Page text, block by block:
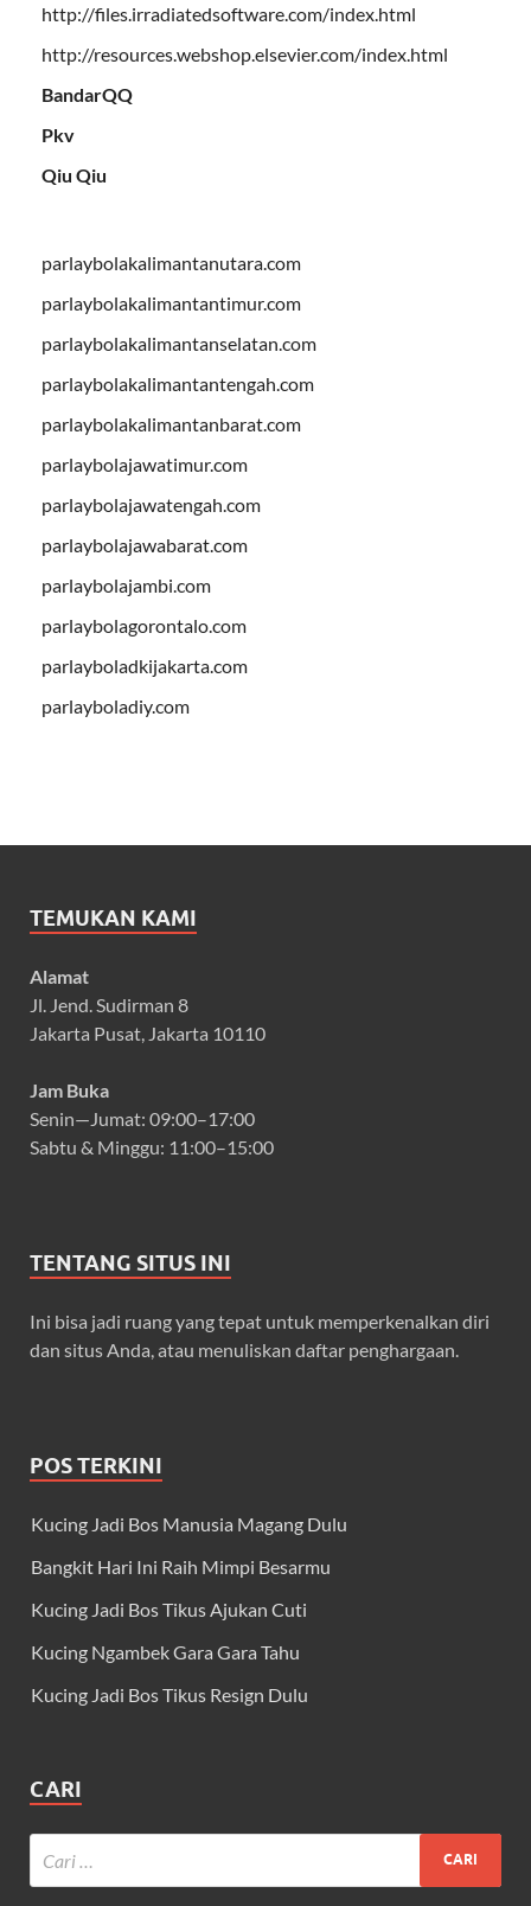
http://files.irradiatedsoftware.com/index.html
http://resources.webshop.elsevier.com/index.html
BandarQQ
Pkv
Qiu Qiu
parlaybolakalimantanutara.com
parlaybolakalimantantimur.com
parlaybolakalimantanselatan.com
parlaybolakalimantantengah.com
parlaybolakalimantanbarat.com
parlaybolajawatimur.com
parlaybolajawatengah.com
parlaybolajawabarat.com
parlaybolajambi.com
parlaybolagorontalo.com
parlayboladkijakarta.com
parlayboladiy.com
TEMUKAN KAMI
Alamat
Jl. Jend. Sudirman 8
Jakarta Pusat, Jakarta 10110
Jam Buka
Senin—Jumat: 09:00–17:00
Sabtu & Minggu: 11:00–15:00
TENTANG SITUS INI
Ini bisa jadi ruang yang tepat untuk memperkenalkan diri
dan situs Anda, atau menuliskan daftar penghargaan.
POS TERKINI
Kucing Jadi Bos Manusia Magang Dulu
Bangkit Hari Ini Raih Mimpi Besarmu
Kucing Jadi Bos Tikus Ajukan Cuti
Kucing Ngambek Gara Gara Tahu
Kucing Jadi Bos Tikus Resign Dulu
CARI